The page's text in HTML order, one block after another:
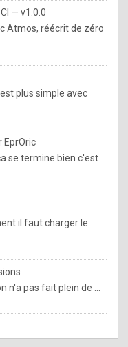
— v1.0.0
Atmos, réécrit de zéro
plus simple avec
EprOric
se termine bien c'est
il faut charger le
n'a pas fait plein de ...